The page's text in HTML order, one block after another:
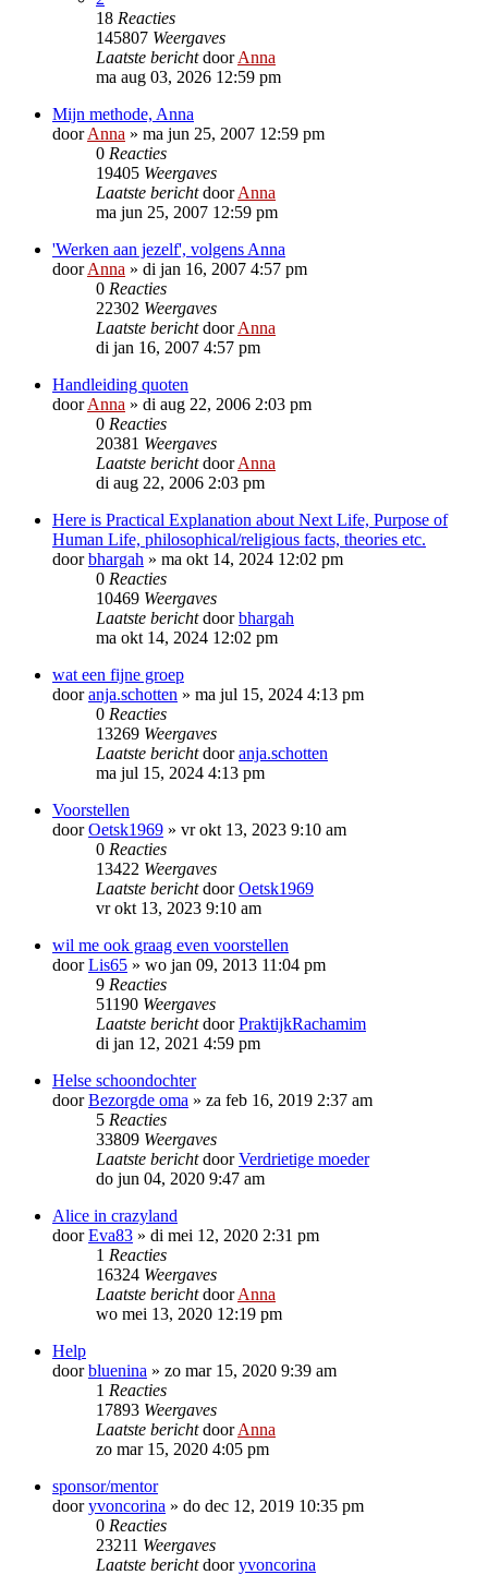
18 Reacties
145807 Weergaves
Laatste berichtdoorAnna
ma aug 03, 2026 12:59 pm
Mijn methode, Anna
doorAnna » ma jun 25, 2007 12:59 pm
0 Reacties
19405 Weergaves
Laatste berichtdoorAnna
ma jun 25, 2007 12:59 pm
'Werken aan jezelf', volgens Anna
doorAnna » di jan 16, 2007 4:57 pm
0 Reacties
22302 Weergaves
Laatste berichtdoorAnna
di jan 16, 2007 4:57 pm
Handleiding quoten
doorAnna » di aug 22, 2006 2:03 pm
0 Reacties
20381 Weergaves
Laatste berichtdoorAnna
di aug 22, 2006 2:03 pm
Here is Practical Explanation about Next Life, Purpose of
Human Life, philosophical/religious facts, theories etc.
doorbhargah » ma okt 14, 2024 12:02 pm
0 Reacties
10469 Weergaves
Laatste berichtdoorbhargah
ma okt 14, 2024 12:02 pm
wat een fijne groep
dooranja.schotten » ma jul 15, 2024 4:13 pm
0 Reacties
13269 Weergaves
Laatste berichtdooranja.schotten
ma jul 15, 2024 4:13 pm
Voorstellen
doorOetsk1969 » vr okt 13, 2023 9:10 am
0 Reacties
13422 Weergaves
Laatste berichtdoorOetsk1969
vr okt 13, 2023 9:10 am
wil me ook graag even voorstellen
doorLis65 » wo jan 09, 2013 11:04 pm
9 Reacties
51190 Weergaves
Laatste berichtdoorPraktijkRachamim
di jan 12, 2021 4:59 pm
Helse schoondochter
doorBezorgde oma » za feb 16, 2019 2:37 am
5 Reacties
33809 Weergaves
Laatste berichtdoorVerdrietige moeder
do jun 04, 2020 9:47 am
Alice in crazyland
doorEva83 » di mei 12, 2020 2:31 pm
1 Reacties
16324 Weergaves
Laatste berichtdoorAnna
wo mei 13, 2020 12:19 pm
Help
doorbluenina » zo mar 15, 2020 9:39 am
1 Reacties
17893 Weergaves
Laatste berichtdoorAnna
zo mar 15, 2020 4:05 pm
sponsor/mentor
dooryvoncorina » do dec 12, 2019 10:35 pm
0 Reacties
23211 Weergaves
Laatste berichtdooryvoncorina